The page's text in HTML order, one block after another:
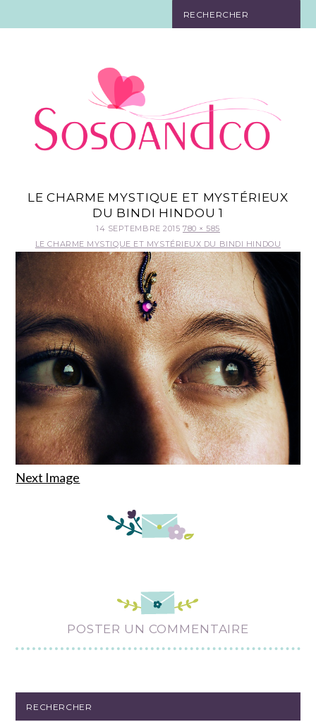
SO EN FORME
SO IN LOVE
SO PRATIQUE
CONTACT
LE CHARME MYSTIQUE ET MYSTÉRIEUX
DU BINDI HINDOU 1
14 SEPTEMBRE 2015 780 × 585
LE CHARME MYSTIQUE ET MYSTÉRIEUX DU BINDI HINDOU
Next Image
POSTER UN COMMENTAIRE